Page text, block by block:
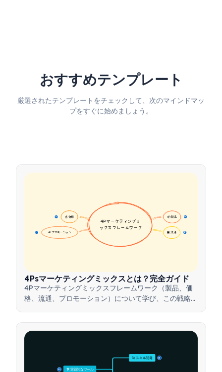
おすすめテンプレート
厳選されたテンプレートをチェックして、次のマインドマッ
プをすぐに始めましょう。
📦 製品 16
💰 価格
16
🏪 流通 17
📢 プロモーション
17
4Pマーケティングミ
ックスフレームワーク
4Psマーケティングミックスとは？完全ガイド
4Pマーケティングミックスフレームワーク（製品、価
格、流通、プロモーション）について学び、この戦略的
🛠️ 実践的なツール
15
🚀 スキル開発 15